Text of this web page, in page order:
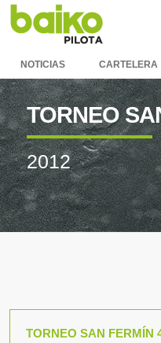
NOTICIAS CARTELERA
TORNEO
2012